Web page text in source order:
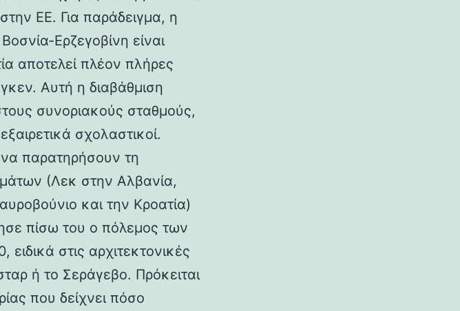
ΕΕ. Για παράδειγμα, η
Ερζεγοβίνη είναι
αποτελεί πλέον πλήρες
Αυτή η διαβάθμιση
συνοριακούς σταθμούς,
σχολαστικοί.
να παρατηρήσουν τη
(Λεκ στην Αλβανία,
και την Κροατία)
πίσω του ο πόλεμος των
στις αρχιτεκτονικές
ή το Σεράγεβο. Πρόκειται
που δείχνει πόσο